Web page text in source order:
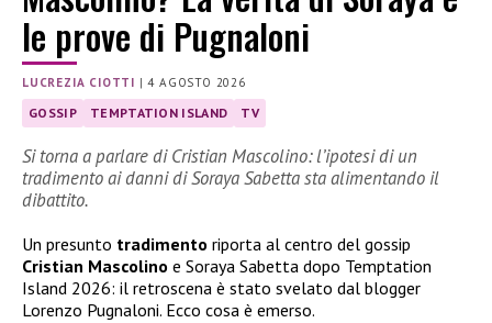
le prove di Pugnaloni
LUCREZIA CIOTTI |4 AGOSTO 2026
GOSSIP TEMPTATION ISLAND TV
Si torna a parlare di Cristian Mascolino: l’ipotesi di un
tradimento ai danni di Soraya Sabetta sta alimentando il
dibattito.
Un presunto tradimento riporta al centro del gossip
Cristian Mascolino e Soraya Sabetta dopo Temptation
Island 2026: il retroscena è stato svelato dal blogger
Lorenzo Pugnaloni. Ecco cosa è emerso.